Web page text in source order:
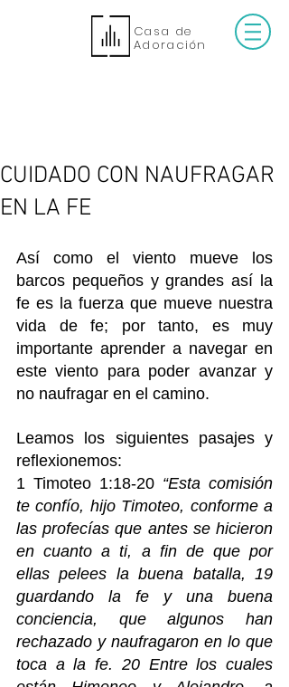
Casa de
Adoración
CUIDADO CON NAUFRAGAR
EN LA FE
Así como el viento mueve los
barcos pequeños y grandes así la
fe es la fuerza que mueve nuestra
vida de fe; por tanto, es muy
importante aprender a navegar en
este viento para poder avanzar y
no naufragar en el camino.
Leamos los siguientes pasajes y
reflexionemos:
1 Timoteo 1:18-20 “Esta comisión
te confío, hijo Timoteo, conforme a
las profecías que antes se hicieron
en cuanto a ti, a fin de que por
ellas pelees la buena batalla, 19
guardando la fe y una buena
conciencia, que algunos han
rechazado y naufragaron en lo que
toca a la fe. 20 Entre los cuales